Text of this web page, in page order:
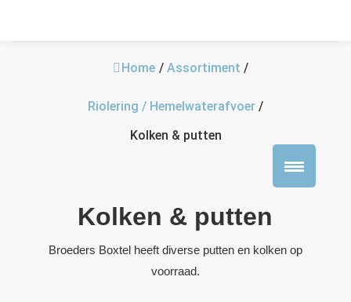
Home / Assortiment /
Riolering / Hemelwaterafvoer /
Kolken & putten
Kolken & putten
Broeders Boxtel heeft diverse putten en kolken op
voorraad.